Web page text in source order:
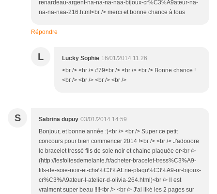
renardeau-argent-na-na-na-naa-bijoux-cr%C3%A9ateur-na-
na-na-naa-216.html<br /> merci et bonne chance à tous
Répondre
L Lucky Sophie 16/01/2014 11:26
<br /> <br /> #79<br /> <br /> <br /> Bonne chance !
<br /> <br /> <br /> <br />
S Sabrina dupuy 03/01/2014 14:59
Bonjour, et bonne année :)<br /> <br /> Super ce petit
concours pour bien commencer 2014 !<br /> <br /> J'adooore
le bracelet tressé fils de soie noir et chaine plaquée or<br />
(http://lesfoliesdemelanie.fr/acheter-bracelet-tress%C3%A9-
fils-de-soie-noir-et-cha%C3%AEne-plaqu%C3%A9-or-bijoux-
cr%C3%A9ateur-l-atelier-d-olivia-264.html)<br /> Il est
vraiment super beau !!!!<br /> <br /> J'ai liké les 2 pages sur